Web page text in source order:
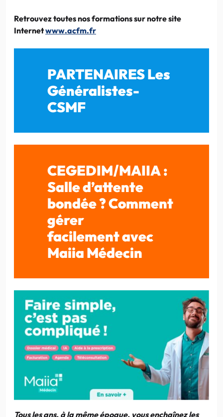
Retrouvez toutes nos formations sur notre site
Internetwww.acfm.fr
PARTENAIRES Les
Généralistes-
CSMF
CEGEDIM/MAIIA :
Salle d’attente
bondée ? Comment
gérer
facilement avec
Maiia Médecin
Tous les ans, à la même époque, vous enchaînez les